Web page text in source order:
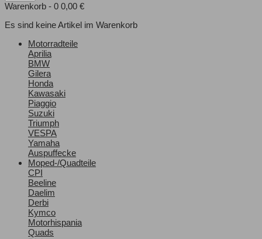
Warenkorb - 0 0,00 €
Es sind keine Artikel im Warenkorb
Motorradteile
Aprilia
BMW
Gilera
Honda
Kawasaki
Piaggio
Suzuki
Triumph
VESPA
Yamaha
Auspuffecke
Moped-/Quadteile
CPI
Beeline
Daelim
Derbi
Kymco
Motorhispania
Quads